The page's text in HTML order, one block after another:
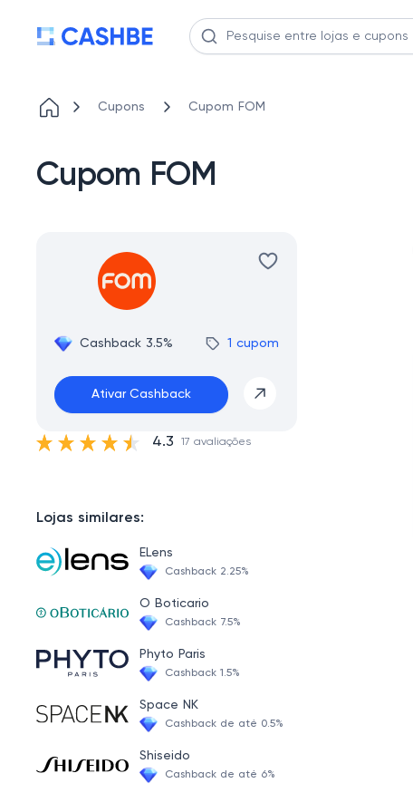
Cupons Cupom FOM
Cupom FOM
Cashback 3.5% 1 cupom
Ativar Cashback
4.3 17 avaliações
Lojas similares:
ELens
Cashback 2.25%
O Boticario
Cashback 7.5%
Phyto Paris
Cashback 1.5%
Space NK
Cashback de até 0.5%
Shiseido
Cashback de até 6%